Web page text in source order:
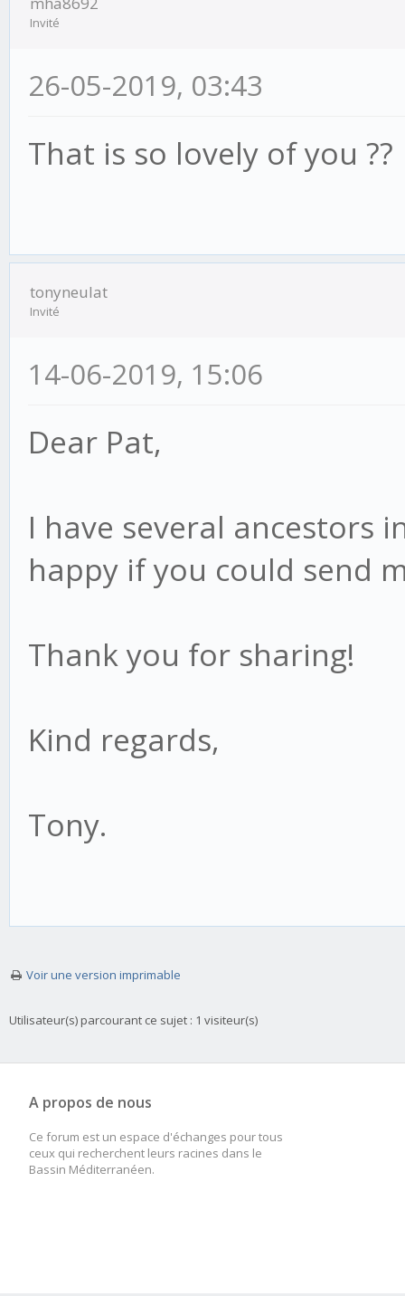
Invité
26-05-2019, 03:43
That is so lovely of you ??
tonyneulat
Invité
14-06-2019, 15:06
Dear Pat,
I have several ancestors
happy if you could send
Thank you for sharing!
Kind regards,
Tony.
Voir une version imprimable
Utilisateur(s) parcourant ce sujet : 1 visiteur(s)
A propos de nous
Ce forum est un espace d'échanges pour tous
ceux qui recherchent leurs racines dans le
Bassin Méditerranéen.